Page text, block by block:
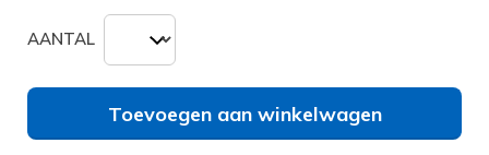
AANTAL
Toevoegen aan winkelwagen